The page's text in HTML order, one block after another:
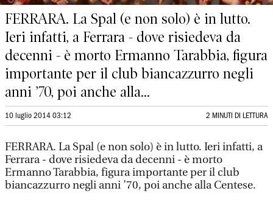
FERRARA. La Spal (e non solo) è in lutto.
Ieri infatti, a Ferrara - dove risiedeva da
decenni - è morto Ermanno Tarabbia, figura
importante per il club biancazzurro negli
anni ’70, poi anche alla...
10 luglio 2014 03:12 2 MINUTI DI LETTURA
FERRARA. La Spal (e non solo) è in lutto. Ieri infatti, a
Ferrara - dove risiedeva da decenni - è morto
Ermanno Tarabbia, figura importante per il club
biancazzurro negli anni ’70, poi anche alla Centese.